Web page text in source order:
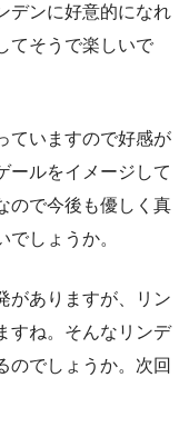
デンに好意的になれ
てそうで楽しいで
ていますので好感が
ールをイメージして
ので今後も優しく真
しょうか。
がありますが、リン
すね。そんなリンデ
のでしょうか。次回